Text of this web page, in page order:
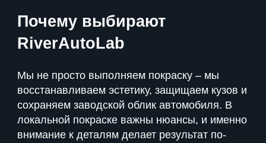
Почему выбирают
RiverAutoLab
Мы не просто выполняем покраску – мы
восстанавливаем эстетику, защищаем кузов и
сохраняем заводской облик автомобиля. В
локальной покраске важны нюансы, и именно
внимание к деталям делает результат по-